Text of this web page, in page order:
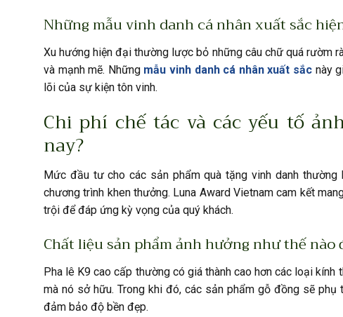
Những mẫu vinh danh cá nhân xuất sắc
Xu hướng hiện đại thường lược bỏ những câu chữ quá rườm
và mạnh mẽ. Những mẫu vinh danh cá nhân xuất sắc này
lõi của sự kiện tôn vinh.
Chi phí chế tác và các yếu tố
nay?
Mức đầu tư cho các sản phẩm quà tặng vinh danh
chương trình khen thưởng. Luna Award Vietnam cam kết
trội để đáp ứng kỳ vọng của quý khách.
Chất liệu sản phẩm ảnh hưởng như thế
Pha lê K9 cao cấp thường có giá thành cao hơn các loại
mà nó sở hữu. Trong khi đó, các sản phẩm gỗ đồng sẽ
đảm bảo độ bền đẹp.